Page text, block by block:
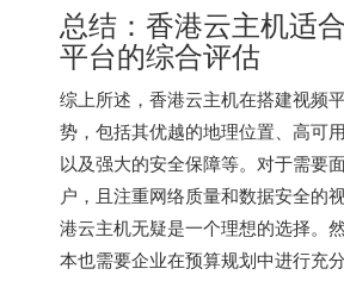
总结：香港云主机适
平台的综合评估
综上所述，香港云主机在搭建视频
势，包括其优越的地理位置、高可
以及强大的安全保障等。对于需要
户，且注重网络质量和数据安全的
港云主机无疑是一个理想的选择。
本也需要企业在预算规划中进行充分